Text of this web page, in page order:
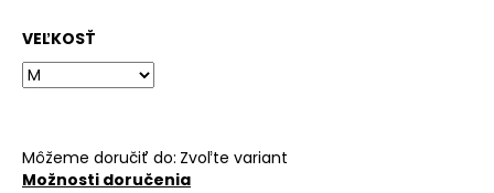
VEĽKOSŤ
Môžeme doručiť do: Zvoľte variant
Možnosti doručenia
e